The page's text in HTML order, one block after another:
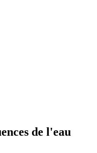
de l'eau